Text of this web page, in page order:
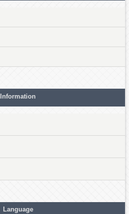
Information
Language